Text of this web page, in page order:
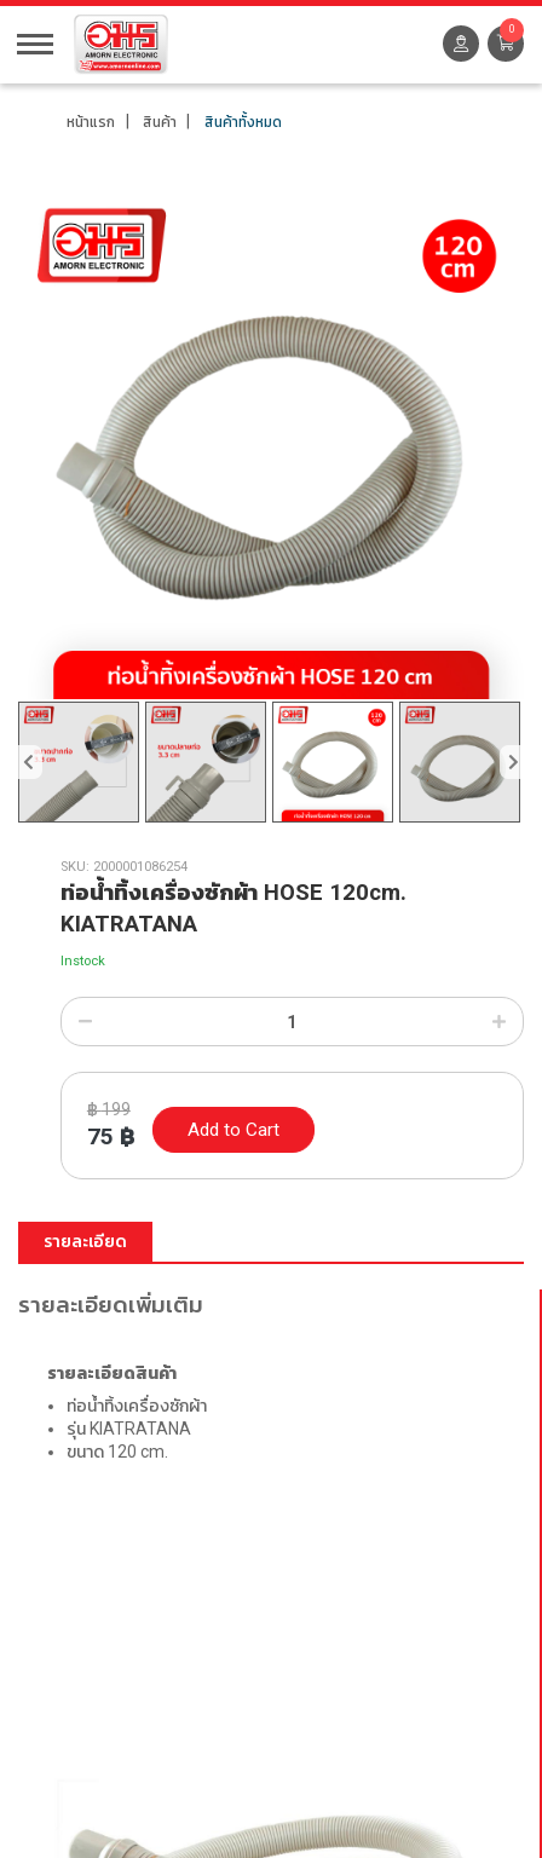
0
หน้าแรก สินค้า สินค้าทั้งหมด
SKU: 2000001086254
ท่อน้ำทิ้งเครื่องซักผ้า HOSE 120cm.
KIATRATANA
Instock
฿199
75 ฿ Add to Cart
รายละเอียด
รายละเอียดเพิ่มเติม
รายละเอียดสินค้า
ท่อน้ำทิ้งเครื่องซักผ้า
รุ่น KIATRATANA
ขนาด 120 cm.